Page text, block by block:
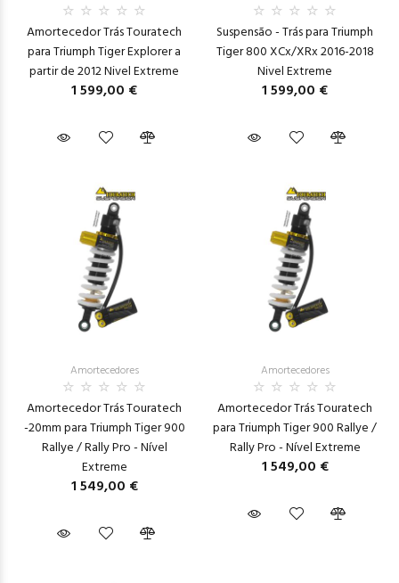
Amortecedor Trás Touratech
para Triumph Tiger Explorer a
partir de 2012 Nivel Extreme
1 599,00 €
Suspensão - Trás para Triumph
Tiger 800 XCx/XRx 2016-2018
Nivel Extreme
1 599,00 €
Amortecedores
Amortecedor Trás Touratech
-20mm para Triumph Tiger 900
Rallye / Rally Pro - Nível
Extreme
1 549,00 €
Amortecedores
Amortecedor Trás Touratech
para Triumph Tiger 900 Rallye /
Rally Pro - Nível Extreme
1 549,00 €